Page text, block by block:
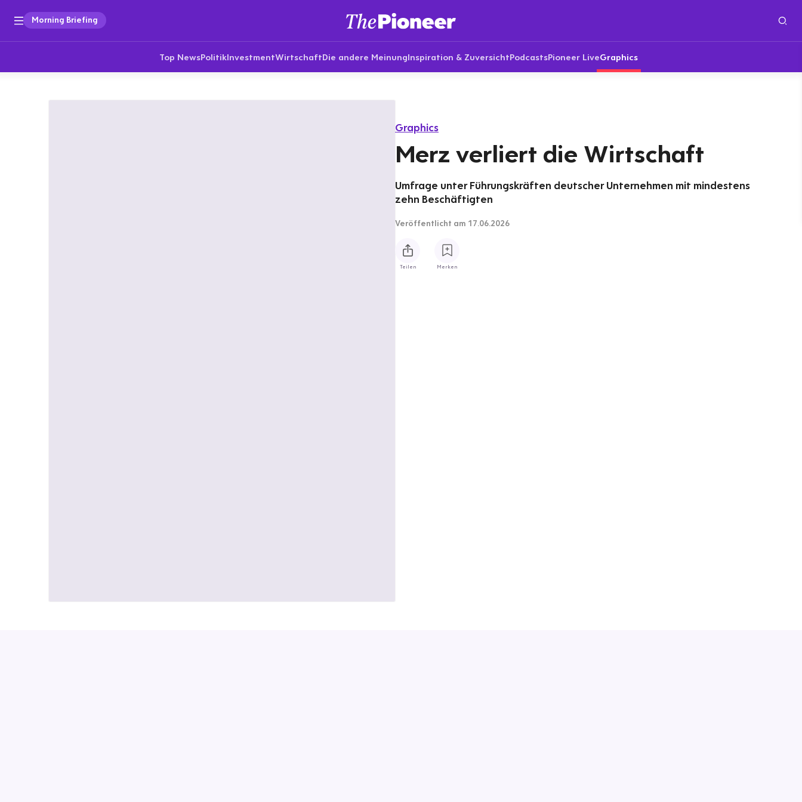
Morning Briefing
Top NewsPolitikInvestmentWirtschaftDie andere MeinungInspiration & ZuversichtPodcastsPioneer LiveGraphics
Graphics
Merz verliert die Wirtschaft
Umfrage unter Führungskräften deutscher Unternehmen mit mindestens
zehn Beschäftigten
Veröffentlicht am 17.06.2026
Teilen Merken